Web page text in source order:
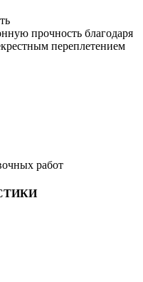
прочность благодаря
переплетением
работ